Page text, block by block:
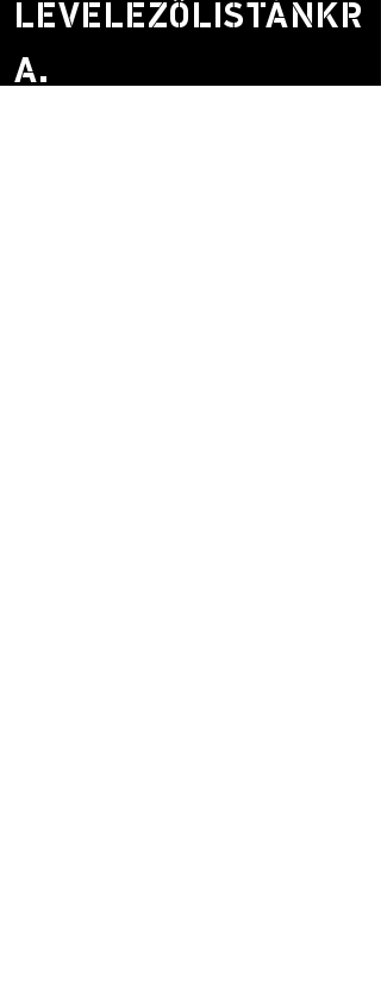
LEVELEZŐLISTÁNKR
A.